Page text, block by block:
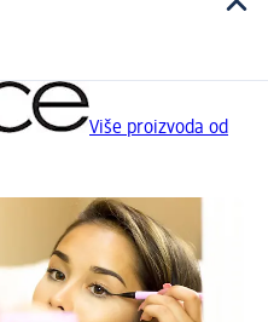
Više proizvoda od